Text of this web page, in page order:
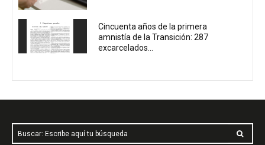
Cincuenta años de la primera
amnistía de la Transición: 287
excarcelados...
Buscar: Escribe aquí tu búsqueda